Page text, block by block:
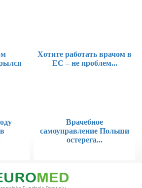
Хотите работать врачом в
ЕС – не проблем...
Врачебное
самоуправление Польши
остерега...